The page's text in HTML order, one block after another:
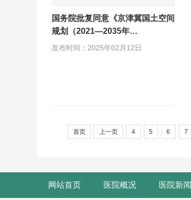
国务院批复同意《京津冀国土空间
规划（2021—2035年…
发布时间：2025年02月12日
首页 上一页 4 5 6 7
网站首页 医院概况 医院新闻